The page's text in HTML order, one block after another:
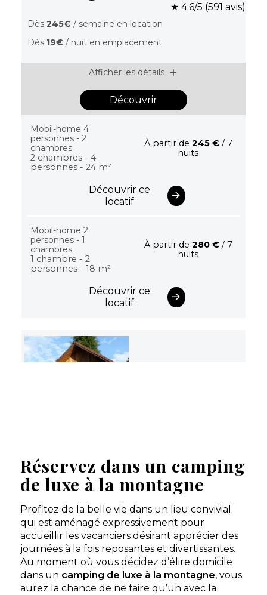
★ 4.6/5 (591 avis)
Dès 245€ / semaine en location
Dès 19€ / nuit en emplacement
Afficher les détails
Découvrir
Mobil-home 4
personnes - 2
chambres
2 chambres - 4
personnes - 24 m²
À partir de 245 €/ 7
nuits
Découvrir ce
locatif
Mobil-home 2
personnes - 1
chambres
1 chambre - 2
personnes - 18 m²
À partir de 280 €/ 7
nuits
Découvrir ce
locatif
Le domaine de Champé est l’endroit rêvé pour
passer de belles vacances en tribu, en famille ou en
amoureux à la montagne.
Bussang, Vosges , Grand Est
Voir le site
★ 4.6/5 (1381 avis)
Dès87€/ semaine en location
Dès 47€/ nuit en emplacement
Réservez dans un camping
de luxe à la montagne
Profitez de la belle vie dans un lieu convivial
qui est aménagé expressivement pour
accueillir les vacanciers désirant apprécier des
journées à la fois reposantes et divertissantes.
Au moment où vous décidez d’élire domicile
dans un camping de luxe à la montagne, vous
aurez la chance de ne faire qu’un avec la